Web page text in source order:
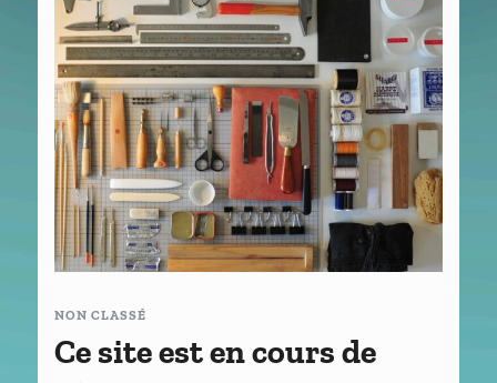
NON CLASSÉ
Ce site est en cours de